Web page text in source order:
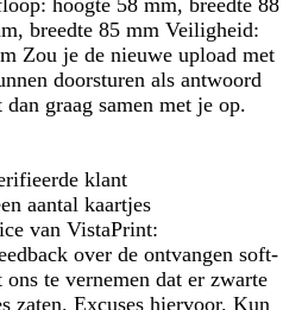
hoogte 58 mm, breedte 88
breedte 85 mm Veiligheid:
Zou je de nieuwe upload met
doorsturen als antwoord
graag samen met je op.
klant
aantal kaartjes
van VistaPrint:
over de ontvangen soft-
te vernemen dat er zwarte
zaten. Excuses hiervoor. Kun